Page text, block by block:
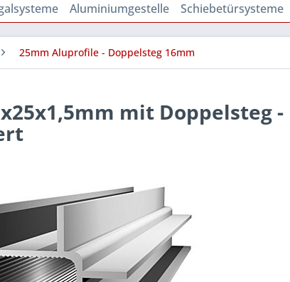
Aluminiumgestelle Schiebetürsysteme
25mm Aluprofile - Doppelsteg 16mm
mit Doppelsteg -